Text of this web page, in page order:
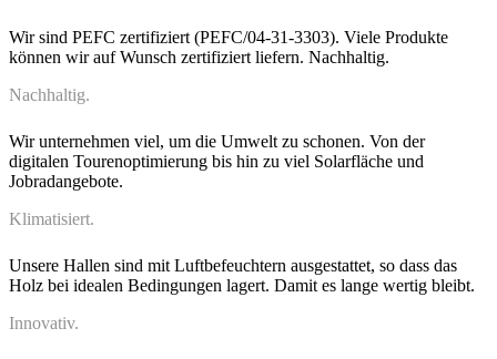
Wir sind PEFC zertifiziert (PEFC/04-31-3303). Viele Produkte
können wir auf Wunsch zertifiziert liefern. Nachhaltig.
Nachhaltig.
Wir unternehmen viel, um die Umwelt zu schonen. Von der
digitalen Tourenoptimierung bis hin zu viel Solarfläche und
Jobradangebote.
Klimatisiert.
Unsere Hallen sind mit Luftbefeuchtern ausgestattet, so dass das
Holz bei idealen Bedingungen lagert. Damit es lange wertig bleibt.
Innovativ.